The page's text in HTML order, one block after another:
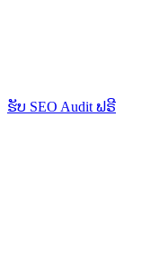
ຮັບ SEO Audit ຟຣີ